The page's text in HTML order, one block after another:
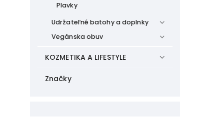
Plavky
Udržateľné batohy a doplnky
Vegánska obuv
KOZMETIKA A LIFESTYLE
Značky